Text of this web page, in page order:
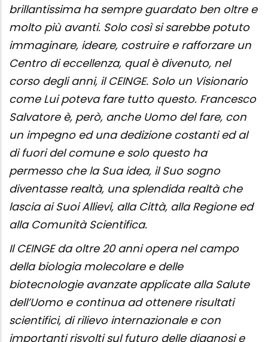
brillantissima ha sempre guardato ben oltre e
molto più avanti. Solo così si sarebbe potuto
immaginare, ideare, costruire e rafforzare un
Centro di eccellenza, qual è divenuto, nel
corso degli anni, il CEINGE. Solo un Visionario
come Lui poteva fare tutto questo. Francesco
Salvatore è, però, anche Uomo del fare, con
un impegno ed una dedizione costanti ed al
di fuori del comune e solo questo ha
permesso che la Sua idea, il Suo sogno
diventasse realtà, una splendida realtà che
lascia ai Suoi Allievi, alla Città, alla Regione ed
alla Comunità Scientifica.
Il CEINGE da oltre 20 anni opera nel campo
della biologia molecolare e delle
biotecnologie avanzate applicate alla Salute
dell’Uomo e continua ad ottenere risultati
scientifici, di rilievo internazionale e con
importanti risvolti sul futuro delle diagnosi e